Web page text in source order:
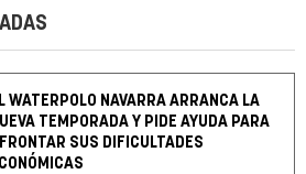
WATERPOLO NAVARRA ARRANCA LA
TEMPORADA Y PIDE AYUDA PARA
SUS DIFICULTADES